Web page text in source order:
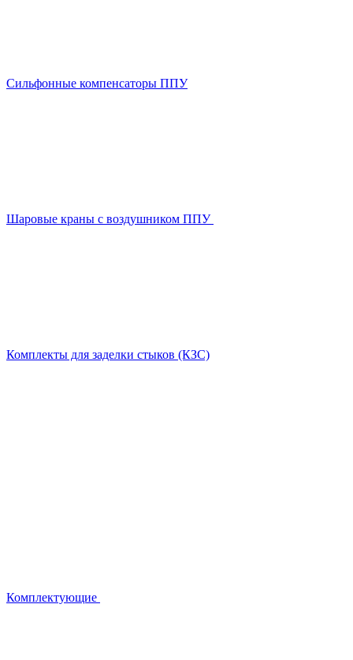
Сильфонные компенсаторы ППУ
Шаровые краны с воздушником ППУ
Комплекты для заделки стыков (КЗС)
Комплектующие